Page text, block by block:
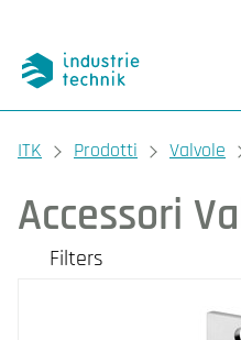
You are here:
ITK Prodotti Valvole
Accessori
Filters
I nostri prodotti